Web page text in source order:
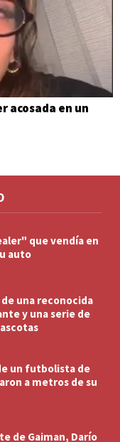
acosada en un
que vendía en
auto
una reconocida
y una serie de
un futbolista de
a metros de su
de Gaiman, Darío